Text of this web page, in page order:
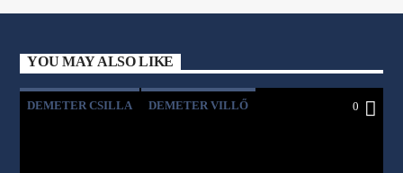
YOU MAY ALSO LIKE
DEMETER CSILLA DEMETER VILLŐ 0